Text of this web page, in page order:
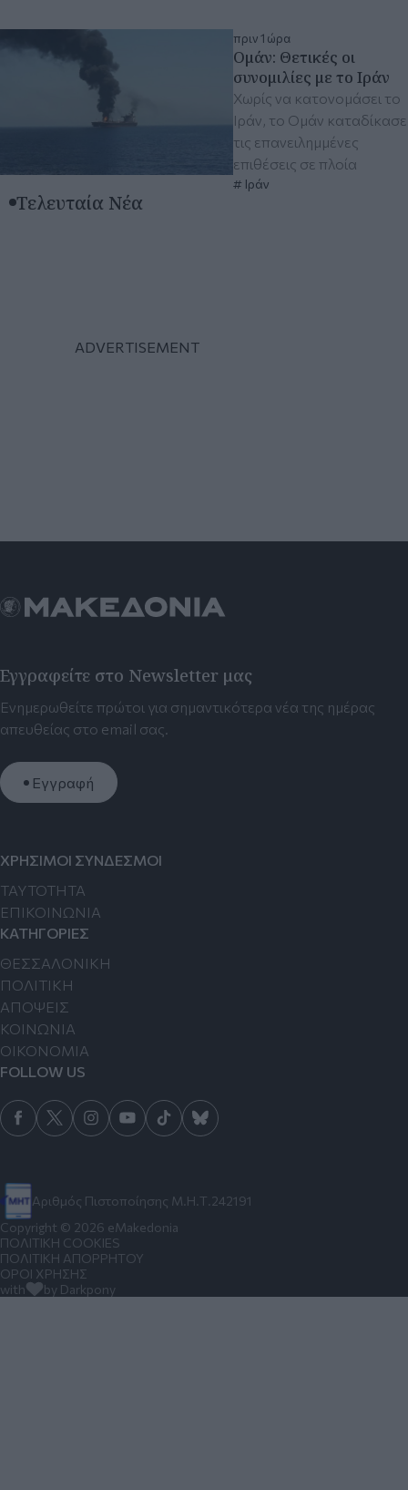
πριν 1 ώρα
Ομάν: Θετικές οι
συνομιλίες με το Ιράν
Χωρίς να κατονομάσει το
Ιράν, το Ομάν καταδίκασε
τις επανειλημμένες
επιθέσεις σε πλοία
Ιράν
Τελευταία Νέα
Εγγραφείτε στο Newsletter μας
Ενημερωθείτε πρώτοι για σημαντικότερα νέα της ημέρας
απευθείας στο email σας.
Εγγραφή
Αριθμός Πιστοποίησης Μ.Η.Τ.242191
ΧΡΗΣΙΜΟΙ ΣΥΝΔΕΣΜΟΙ
TAYTOTHTA
ΕΠΙΚΟΙΝΩΝΙΑ
ΚΑΤΗΓΟΡΙΕΣ
ΘΕΣΣΑΛΟΝΙΚΗ
ΠΟΛΙΤΙΚΗ
ΑΠΟΨΕΙΣ
ΚΟΙΝΩΝΙΑ
ΟΙΚΟΝΟΜΙΑ
FOLLOW US
Copyright © 2026 eMakedonia
ΠΟΛΙΤΙΚΗ COOKIES
ΠΟΛΙΤΙΚΗ ΑΠΟΡΡΗΤΟΥ
ΟΡΟΙ ΧΡΗΣΗΣ
with
by Darkpony